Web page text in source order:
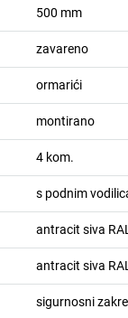
500 mm
zavareno
ormarići
montirano
4 kom.
s podnim
antracit siva
antracit siva
sigurnosni